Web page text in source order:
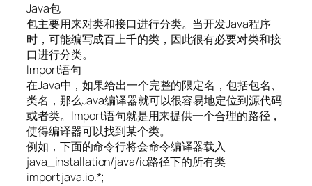
Java包
包主要用来对类和接口进行分类。当开发Java程序
时，可能编写成百上千的类，因此很有必要对类和接
口进行分类。
Import语句
在Java中，如果给出一个完整的限定名，包括包名、
类名，那么Java编译器就可以很容易地定位到源代码
或者类。Import语句就是用来提供一个合理的路径，
使得编译器可以找到某个类。
例如，下面的命令行将会命令编译器载入
java_installation/java/io路径下的所有类
import java.io.*;